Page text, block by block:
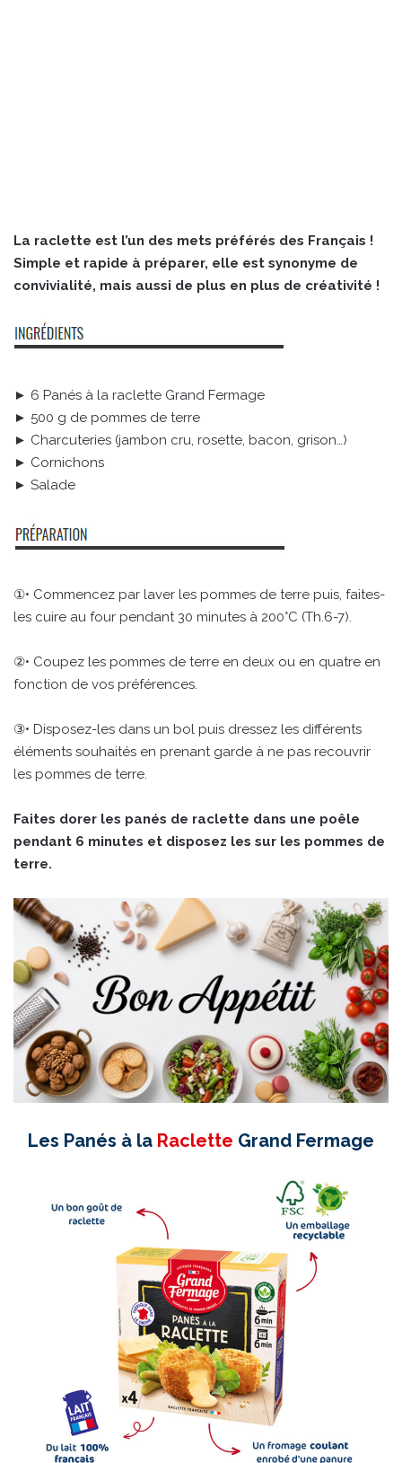
La raclette est l’un des mets préférés des Français !
Simple et rapide à préparer, elle est synonyme de
convivialité, mais aussi de plus en plus de créativité !
► 6 Panés à la raclette Grand Fermage
► 500 g de pommes de terre
► Charcuteries (jambon cru, rosette, bacon, grison…)
► Cornichons
► Salade
①• Commencez par laver les pommes de terre puis, faites-
les cuire au four pendant 30 minutes à 200°C (Th.6-7).
②• Coupez les pommes de terre en deux ou en quatre en
fonction de vos préférences.
③• Disposez-les dans un bol puis dressez les différents
éléments souhaités en prenant garde à ne pas recouvrir
les pommes de terre.
Faites dorer les panés de raclette dans une poêle
pendant 6 minutes et disposez les sur les pommes de
terre.
Les Panés à la Raclette Grand Fermage